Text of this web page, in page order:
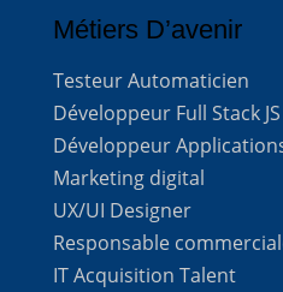
Métiers D’avenir
Testeur Automaticien
Développeur Full Stack JS
Développeur
Marketing digital
UX/UI Designer
Responsable
IT Acquisition Talent